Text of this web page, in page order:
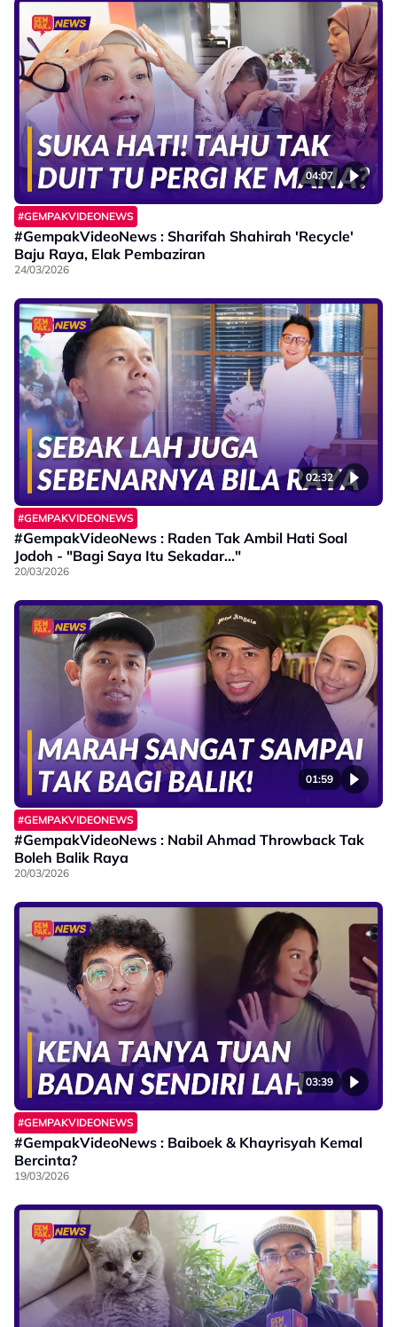
04:07
#GEMPAKVIDEONEWS
#GempakVideoNews : Sharifah Shahirah 'Recycle'
Baju Raya, Elak Pembaziran
24/03/2026
02:32
#GEMPAKVIDEONEWS
#GempakVideoNews : Raden Tak Ambil Hati Soal
Jodoh - "Bagi Saya Itu Sekadar..."
20/03/2026
01:59
#GEMPAKVIDEONEWS
#GempakVideoNews : Nabil Ahmad Throwback Tak
Boleh Balik Raya
20/03/2026
03:39
#GEMPAKVIDEONEWS
#GempakVideoNews : Baiboek & Khayrisyah Kemal
Bercinta?
19/03/2026